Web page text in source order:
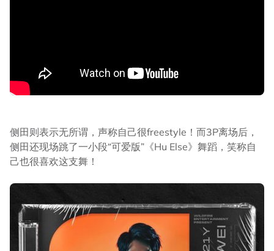
侧田则表示无所谓，声称自己很freestyle！而3P离场后，
侧田还现场跳了一小段“可爱版”《Hu Else》舞蹈，笑称自
己也很喜欢这支舞！